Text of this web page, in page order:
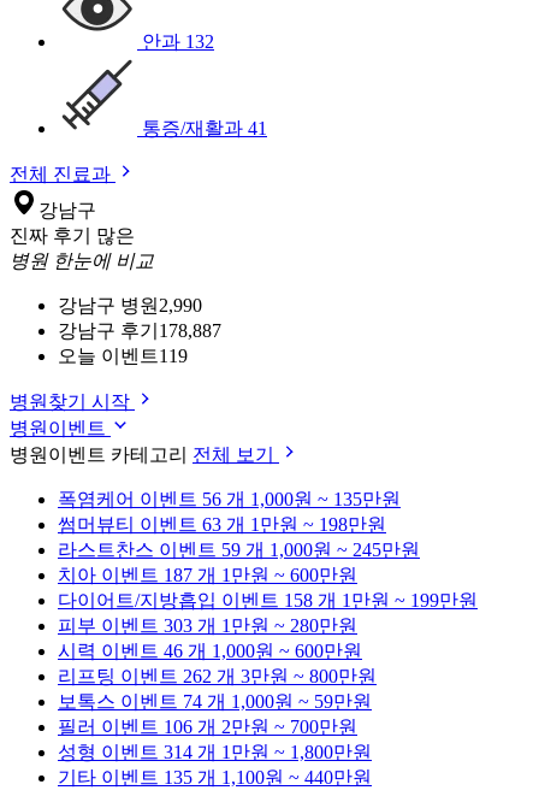
안과 132
통증/재활과 41
전체 진료과
강남구
진짜 후기 많은
병원 한눈에 비교
강남구 병원 2,990
강남구 후기 178,887
오늘 이벤트119
병원찾기 시작
병원이벤트
병원이벤트 카테고리 전체 보기
폭염케어 이벤트 56 개 1,000원 ~ 135만원
썸머뷰티 이벤트 63 개 1만원 ~ 198만원
라스트찬스 이벤트 59 개 1,000원 ~ 245만원
치아 이벤트 187 개 1만원 ~ 600만원
다이어트/지방흡입 이벤트 158 개 1만원 ~ 199만원
피부 이벤트 303 개 1만원 ~ 280만원
시력 이벤트 46 개 1,000원 ~ 600만원
리프팅 이벤트 262 개 3만원 ~ 800만원
보톡스 이벤트 74 개 1,000원 ~ 59만원
필러 이벤트 106 개 2만원 ~ 700만원
성형 이벤트 314 개 1만원 ~ 1,800만원
기타 이벤트 135 개 1,100원 ~ 440만원